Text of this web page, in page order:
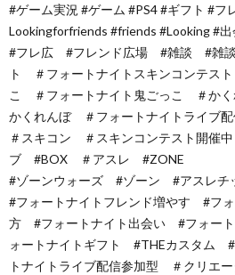
#ゲーム実況 #ゲーム #PS4 #ギフト #フ
Lookingforfriends #friends #Looking #
#フレ広 #フレンド広場 #雑談 #雑
ト ＃フォートナイトスキンコンテス
こ ＃フォートナイト鬼ごっこ ＃か
かくれんぼ ＃フォートナイトライブ
＃スキコン ＃スキンコンテスト開催
ブ #BOX ＃アスレ #ZONE
#ゾーンウォーズ #ゾーン #アスレチ
#フォートナイトフレンド増やす #フ
方 #フォートナイト出会い #フォー
ォートナイトギフト #THEカスタム
トナイトライブ配信参加型 ＃クリエ